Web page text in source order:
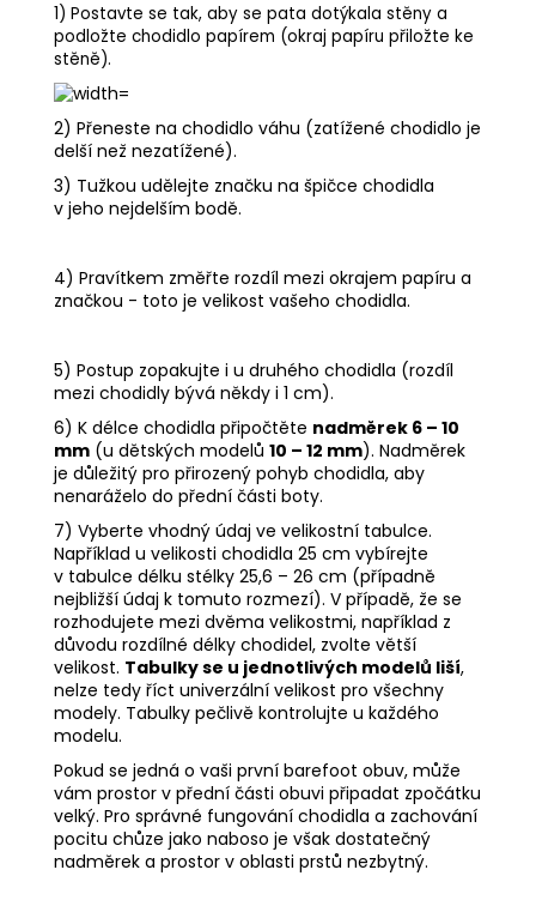
1) Postavte se tak, aby se pata dotýkala stěny a
podložte chodidlo papírem (okraj papíru přiložte ke
stěně).
2) Přeneste na chodidlo váhu (zatížené chodidlo je
delší než nezatížené).
3) Tužkou udělejte značku na špičce chodidla
v jeho nejdelším bodě.
4) Pravítkem změřte rozdíl mezi okrajem papíru a
značkou - toto je velikost vašeho chodidla.
5) Postup zopakujte i u druhého chodidla (rozdíl
mezi chodidly bývá někdy i 1 cm).
6) K délce chodidla připočtěte nadměrek 6 – 10
mm (u dětských modelů 10 – 12 mm). Nadměrek
je důležitý pro přirozený pohyb chodidla, aby
nenaráželo do přední části boty.
7) Vyberte vhodný údaj ve velikostní tabulce.
Například u velikosti chodidla 25 cm vybírejte
v tabulce délku stélky 25,6 – 26 cm (případně
nejbližší údaj k tomuto rozmezí). V případě, že se
rozhodujete mezi dvěma velikostmi, například z
důvodu rozdílné délky chodidel, zvolte větší
velikost. Tabulky se u jednotlivých modelů liší,
nelze tedy říct univerzální velikost pro všechny
modely. Tabulky pečlivě kontrolujte u každého
modelu.
Pokud se jedná o vaši první barefoot obuv, může
vám prostor v přední části obuvi připadat zpočátku
velký. Pro správné fungování chodidla a zachování
pocitu chůze jako naboso je však dostatečný
nadměrek a prostor v oblasti prstů nezbytný.